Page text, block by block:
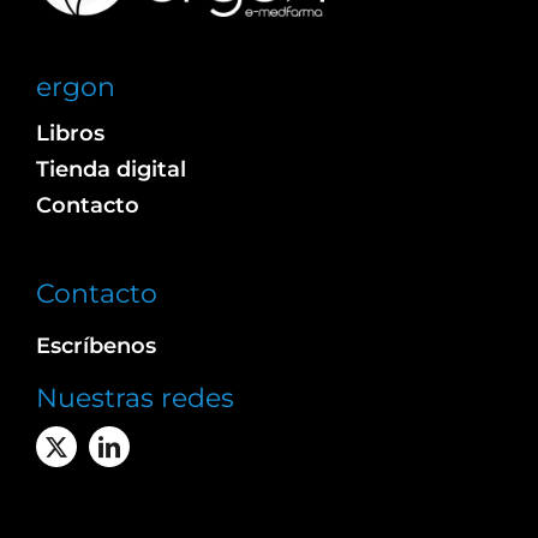
ergon
Libros
Tienda digital
Contacto
Contacto
Escríbenos
Nuestras redes